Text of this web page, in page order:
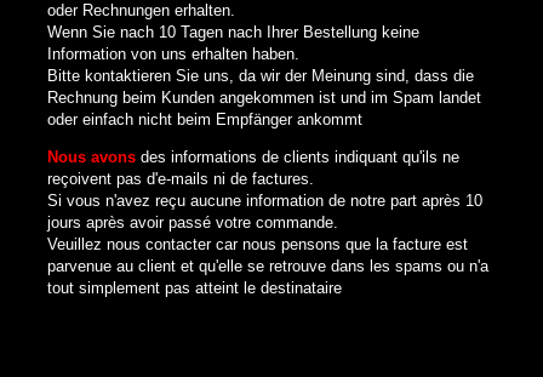
oder Rechnungen erhalten.
Wenn Sie nach 10 Tagen nach Ihrer Bestellung keine
Information von uns erhalten haben.
Bitte kontaktieren Sie uns, da wir der Meinung sind, dass die
Rechnung beim Kunden angekommen ist und im Spam landet
oder einfach nicht beim Empfänger ankommt
Nous avons des informations de clients indiquant qu'ils ne
reçoivent pas d'e-mails ni de factures.
Si vous n'avez reçu aucune information de notre part après 10
jours après avoir passé votre commande.
Veuillez nous contacter car nous pensons que la facture est
parvenue au client et qu'elle se retrouve dans les spams ou n'a
tout simplement pas atteint le destinataire